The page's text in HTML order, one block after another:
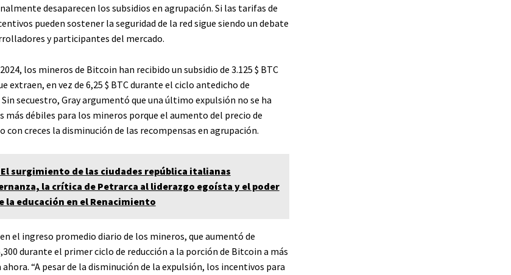
desaparecen los subsidios en agrupación. Si las tarifas de
pueden sostener la seguridad de la red sigue siendo un debate
y participantes del mercado.
los mineros de Bitcoin han recibido un subsidio de 3.125 $ BTC
extraen, en vez de 6,25 $ BTCdurante el ciclo antedicho de
secuestro, Gray argumentó que una último expulsión no se ha
más débiles para los mineros porque el aumento del precio de
con creces la disminución de las recompensas en agrupación.
El surgimiento de las ciudades república italianas
la crítica de Petrarca al liderazgo egoísta y el poder
educación en el Renacimiento
el ingreso promedio diario de los mineros, que aumentó de
durante el primer ciclo de reducción a la porción de Bitcoin a más
“A pesar de la disminución de la expulsión, los incentivos para